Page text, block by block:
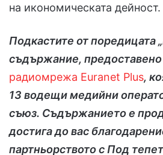
на икономическата дейност.
Подкастите от поредицата
съдържание, предоставено
радиомрежа Euranet Plus,
13 водещи медийни
съюз. Съдържанието е
достига до вас
партньорството с Под